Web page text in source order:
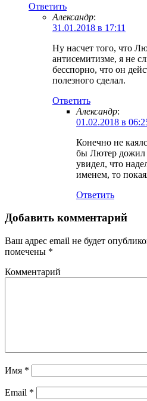
Ответить
Александр:
31.01.2018 в 17:11
Ну насчет того, что
антисемитизме, я не
бесспорно, что он
полезного cделал.
Ответить
Александр:
01.02.2018 в
Конечно не
бы Лютер дожил
увидел, что
именем, то
Ответить
Добавить комментарий
Ваш адрес email не будет
помечены *
Комментарий
Имя *
Email *